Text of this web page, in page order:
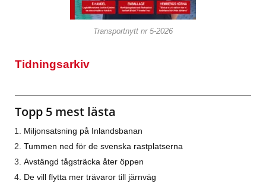
Transportnytt nr 5-2026
Tidningsarkiv
Topp 5 mest lästa
Miljonsatsning på Inlandsbanan
Tummen ned för de svenska rastplatserna
Avstängd tågsträcka åter öppen
De vill flytta mer trävaror till järnväg